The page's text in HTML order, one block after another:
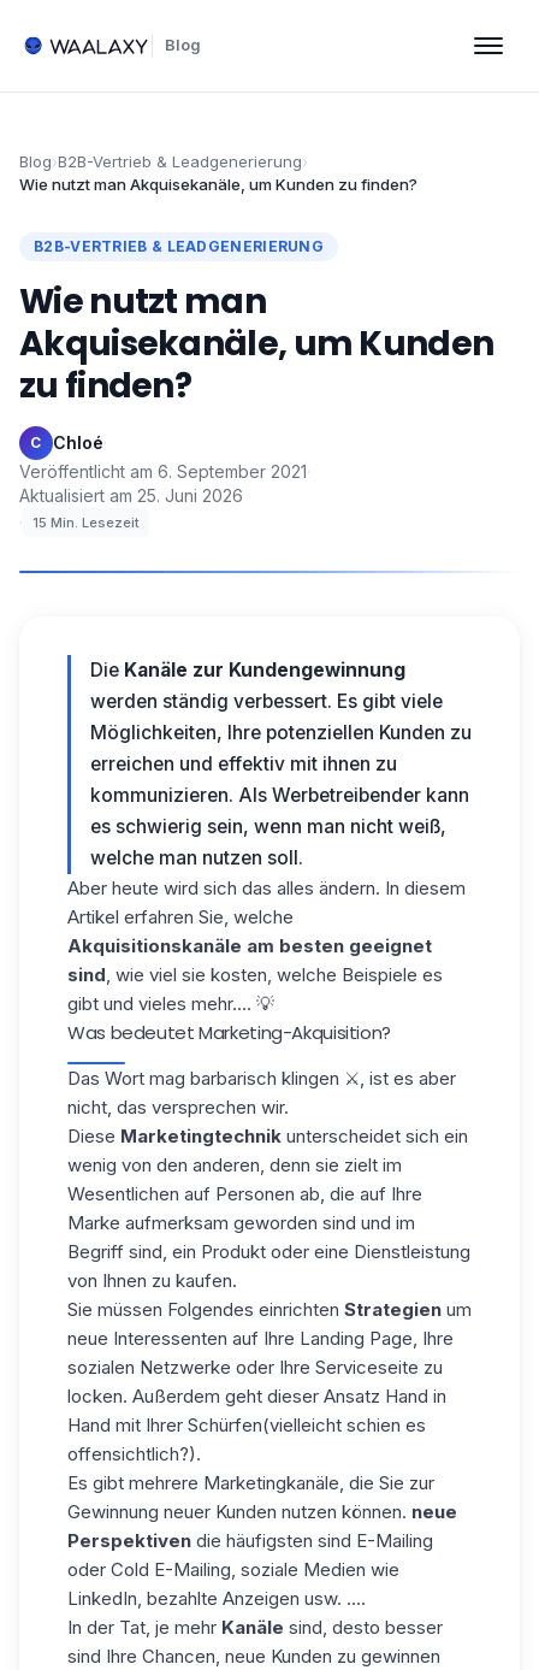
Blog
Blog›B2B-Vertrieb & Leadgenerierung›
Wie nutzt man Akquisekanäle, um Kunden zu finden?
B2B-VERTRIEB & LEADGENERIERUNG
Wie nutzt man
Akquisekanäle, um Kunden
zu finden?
C Chloé·
Veröffentlicht am 6. September 2021·
Aktualisiert am 25. Juni 2026
·
15 Min. Lesezeit
Die Kanäle zur Kundengewinnung
werden ständig verbessert. Es gibt viele
Möglichkeiten, Ihre potenziellen Kunden zu
erreichen und effektiv mit ihnen zu
kommunizieren. Als Werbetreibender kann
es schwierig sein, wenn man nicht weiß,
welche man nutzen soll.
Aber heute wird sich das alles ändern. In diesem
Artikel erfahren Sie, welche
Akquisitionskanäle am besten geeignet
sind, wie viel sie kosten, welche Beispiele es
gibt und vieles mehr.... 💡
Was bedeutet Marketing-Akquisition?
Das Wort mag barbarisch klingen ⚔️, ist es aber
nicht, das versprechen wir.
Diese Marketingtechnik unterscheidet sich ein
wenig von den anderen, denn sie zielt im
Wesentlichen auf Personen ab, die auf Ihre
Marke aufmerksam geworden sind und im
Begriff sind, ein Produkt oder eine Dienstleistung
von Ihnen zu kaufen.
Sie müssen Folgendes einrichten Strategien um
neue Interessenten auf Ihre Landing Page, Ihre
sozialen Netzwerke oder Ihre Serviceseite zu
locken. Außerdem geht dieser Ansatz Hand in
Hand mit Ihrer Schürfen(vielleicht schien es
offensichtlich?).
Es gibt mehrere Marketingkanäle, die Sie zur
Gewinnung neuer Kunden nutzen können. neue
Perspektiven die häufigsten sind E-Mailing
oder Cold E-Mailing, soziale Medien wie
LinkedIn, bezahlte Anzeigen usw. ....
In der Tat, je mehr Kanäle sind, desto besser
sind Ihre Chancen, neue Kunden zu gewinnen